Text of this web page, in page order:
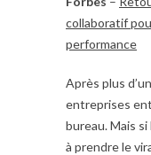
collaboratif
performance
Après plus
entreprises
bureau. Mais
à prendre le